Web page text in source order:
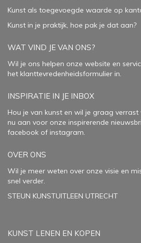
Kunst als toegevoegde waarde op
Kunst in je praktijk, hoe pak je dat aan?
WAT VIND JE VAN ONS?
Wil je ons helpen onze website en
het klanttevredenheidsformulier in.
INSPIRATIE IN JE INBOX
Hou je van kunst en wil je graag verrast
nu aan voor onze inspirerende
facebook of instagram.
OVER ONS
Wil je meer weten over onze visie en
snel verder.
STEUN KUNSTUITLEEN UTRECHT
KUNST LENEN EN KOPEN